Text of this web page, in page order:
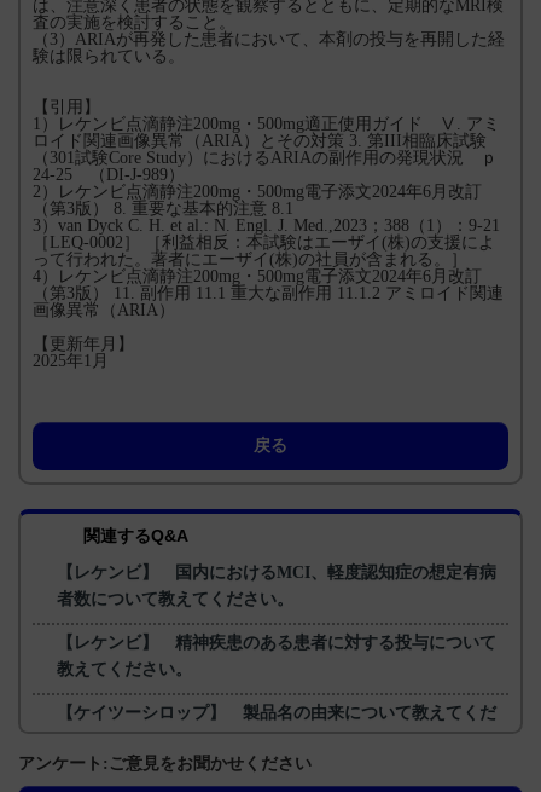
は、注意深く患者の状態を観察するとともに、定期的なMRI検
査の実施を検討すること。
（3）ARIAが再発した患者において、本剤の投与を再開した経
験は限られている。
【引用】
1）レケンビ点滴静注200mg・500mg適正使用ガイド Ⅴ. アミ
ロイド関連画像異常（ARIA）とその対策 3. 第III相臨床試験
（301試験Core Study）におけるARIAの副作用の発現状況 ｐ
24-25 （DI-J‐989）
2）レケンビ点滴静注200mg・500mg電子添文2024年6月改訂
（第3版） 8. 重要な基本的注意 8.1
3）van Dyck C. H. et al.: N. Engl. J. Med.,2023；388（1）：9-21
［LEQ-0002］ ［利益相反：本試験はエーザイ(株)の支援によ
って行われた。著者にエーザイ(株)の社員が含まれる。］
4）レケンビ点滴静注200mg・500mg電子添文2024年6月改訂
（第3版） 11. 副作用 11.1 重大な副作用 11.1.2 アミロイド関連
画像異常（ARIA）
【更新年月】
2025年1月
戻る
関連するQ&A
【レケンビ】 国内におけるMCI、軽度認知症の想定有病
者数について教えてください。
【レケンビ】 精神疾患のある患者に対する投与について
教えてください。
【ケイツーシロップ】 製品名の由来について教えてくだ
【レケンビ】 国際共同第III相プラセボ対照比較試験（301
アンケート:ご意見をお聞かせください